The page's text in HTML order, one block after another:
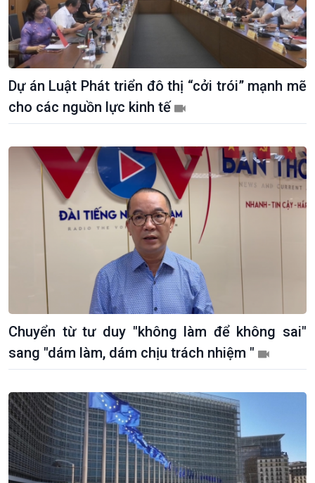
Thời sự 6h
Thời sự 12h
Thời sự 18h
Thời sự 21h30
Bản tin
Chuyên mục
Theo dòng Thời sự
Dự án Luật Phát triển đô thị “cởi trói” mạnh mẽ
cho các nguồn lực kinh tế
Chuyển từ tư duy "không làm để không sai"
sang "dám làm, dám chịu trách nhiệm "